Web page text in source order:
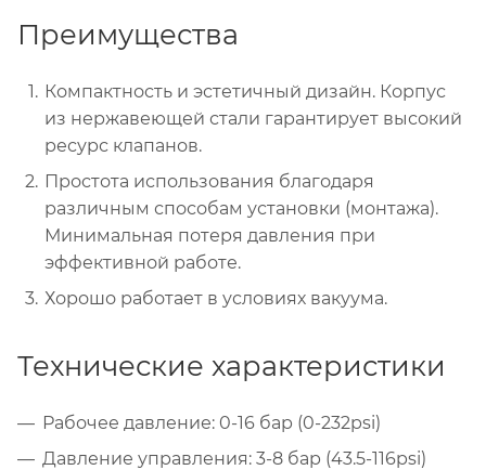
Преимущества
Компактность и эстетичный дизайн. Корпус
из нержавеющей стали гарантирует высокий
ресурс клапанов.
Простота использования благодаря
различным способам установки (монтажа).
Минимальная потеря давления при
эффективной работе.
Хорошо работает в условиях вакуума.
Технические характеристики
Рабочее давление: 0-16 бар (0-232psi)
Давление управления: 3-8 бар (43.5-116psi)